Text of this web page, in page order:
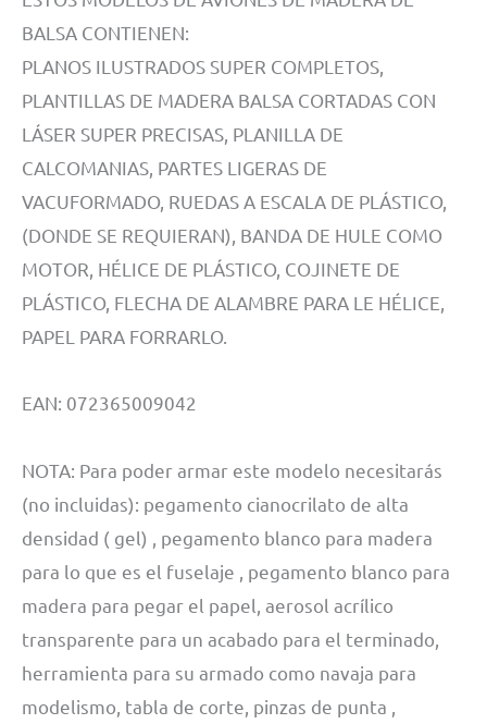
BALSA CONTIENEN:
PLANOS ILUSTRADOS SUPER COMPLETOS,
PLANTILLAS DE MADERA BALSA CORTADAS CON
LÁSER SUPER PRECISAS, PLANILLA DE
CALCOMANIAS, PARTES LIGERAS DE
VACUFORMADO, RUEDAS A ESCALA DE PLÁSTICO,
(DONDE SE REQUIERAN), BANDA DE HULE COMO
MOTOR, HÉLICE DE PLÁSTICO, COJINETE DE
PLÁSTICO, FLECHA DE ALAMBRE PARA LE HÉLICE,
PAPEL PARA FORRARLO.
EAN: 072365009042
NOTA: Para poder armar este modelo necesitarás
(no incluidas): pegamento cianocrilato de alta
densidad ( gel) , pegamento blanco para madera
para lo que es el fuselaje , pegamento blanco para
madera para pegar el papel, aerosol acrílico
transparente para un acabado para el terminado,
herramienta para su armado como navaja para
modelismo, tabla de corte, pinzas de punta ,